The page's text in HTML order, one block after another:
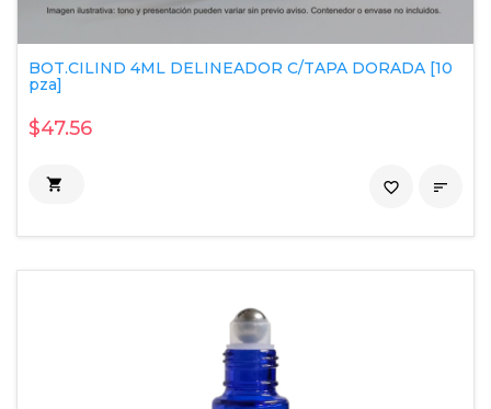
BOT.CILIND 4ML DELINEADOR C/TAPA DORADA [10
pza]
$47.56
 
favorite_border